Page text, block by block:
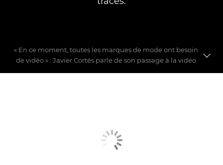
« En ce moment, toutes les marques de mode ont besoin
de vidéo » : Javier Cortés parle de son passage à la vidéo
Démystifier les idées reçues en matière de vidéo